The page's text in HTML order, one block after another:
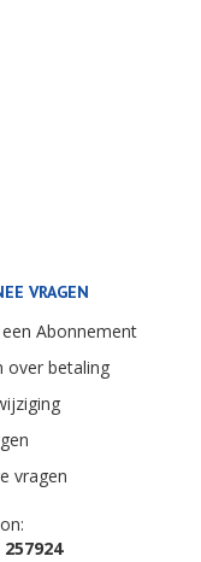
VRAGEN
Abonnement
over betaling
vragen